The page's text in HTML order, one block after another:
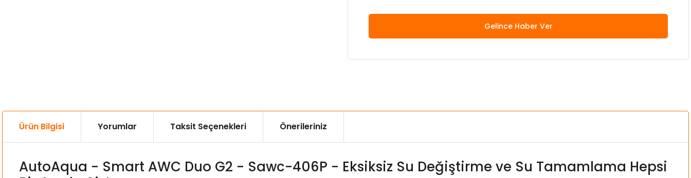
Gelince Haber Ver
Ürün Bilgisi Yorumlar Taksit Seçenekleri Önerileriniz
AutoAqua - Smart AWC Duo G2 - Sawc-406P - Eksiksiz Su Değiştirme ve Su Tamamlama Hepsi